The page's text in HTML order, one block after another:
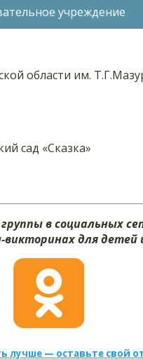
учреждение
области им.
сад «Сказка»
в социальных
для детей
лучше — оставьте свой